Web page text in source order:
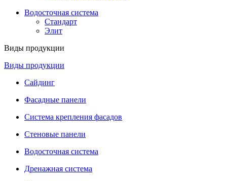
Водосточная система
Стандарт
Элит
Виды продукции
Виды продукции
Сайдинг
Фасадные панели
Система крепления фасадов
Стеновые панели
Водосточная система
Дренажная система